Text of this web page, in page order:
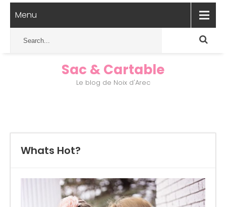
Menu
Sac & Cartable
Le blog de Noix d'Arec
Whats Hot?